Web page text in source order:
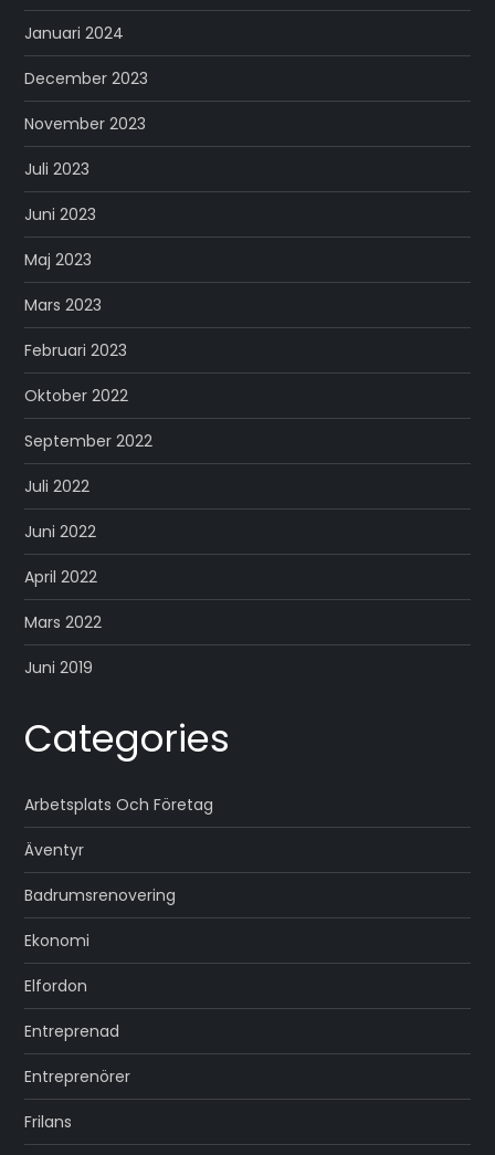
Januari 2024
December 2023
November 2023
Juli 2023
Juni 2023
Maj 2023
Mars 2023
Februari 2023
Oktober 2022
September 2022
Juli 2022
Juni 2022
April 2022
Mars 2022
Juni 2019
Categories
Arbetsplats Och Företag
Äventyr
Badrumsrenovering
Ekonomi
Elfordon
Entreprenad
Entreprenörer
Frilans